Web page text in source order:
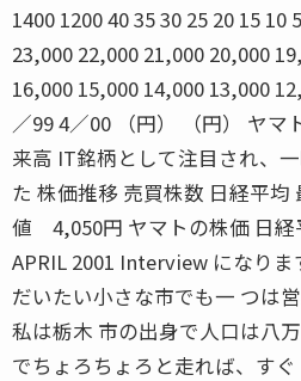
1400 1200 40 35 30 25 20 15 10
23,000 22,000 21,000 20,000
16,000 15,000 14,000 13,000
／99 4／00 （円） （円） ヤマ
来高 IT銘柄として注目され、
た 株価推移 売買株数 日経平
値 4,050円 ヤマトの株価 日経
APRIL 2001 Interview になりま
だいたい小さな市でも一 つは
私は栃木 市の出身で人口は八
でちょろちょろと走れば、す